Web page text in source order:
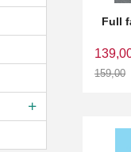
Full
159,00